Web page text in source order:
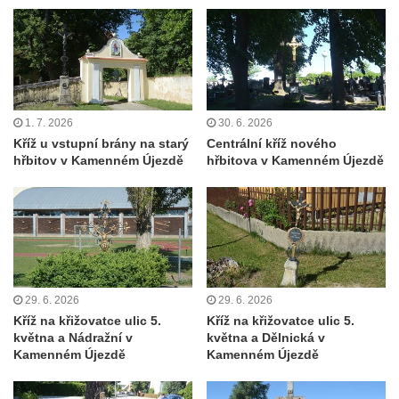
Kříž před kostelem svatých Petra a Pavla v
Růžové
Centrální kříž na starém hřbitově ve
Vilémově
Centrální kříž na novém hřbitově ve
Kříž u kostela Nanebevzetí Panny Marie na
Kříž u cesty mezi Růžovou a Kamenickou
Strání
Kříž u severní zdi kostela Nalezení svatého
Kříže ve Frýdlantu
Frýdlantu
Centrální kříž hřbitova ve Sloupu v Čechách
Kříž u koryta náhonu na Chřibské Kamenici
1. 7. 2026
Kříž u vstupní brány na starý
hřbitov v Kamenném Újezdě
30. 6. 2026
Centrální kříž nového
hřbitova v Kamenném Újezdě
29. 6. 2026
Kříž na křižovatce ulic 5.
května a Nádražní v
Kamenném Újezdě
29. 6. 2026
Kříž na křižovatce ulic 5.
května a Dělnická v
Kamenném Újezdě